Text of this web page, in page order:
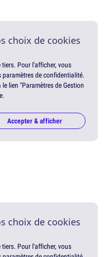
choix de cookies
Pour l'afficher, vous
paramètres de confidentialité.
lien "Paramètres de Gestion
Accepter & afficher
choix de cookies
Pour l'afficher, vous